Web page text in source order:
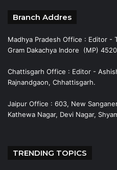
Branch Addres
Madhya Pradesh Office : Editor -
Gram Dakachya Indore (MP)
Chattisgarh Office : Editor -
Rajnandgaon, Chhattisgarh.
Jaipur Office : 603, New
Kathewa Nagar, Devi Nagar,
TRENDING TOPICS